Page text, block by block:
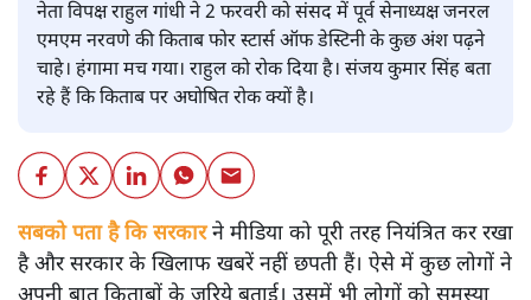
नेता विपक्ष राहुल गांधी ने 2 फरवरी को संसद में पूर्व सेनाध्यक्ष जनरल
एमएम नरवणे की किताब फोर स्टार्स ऑफ डेस्टिनी के कुछ अंश पढ़ने
चाहे। हंगामा मच गया। राहुल को रोक दिया है। संजय कुमार सिंह बता
रहे हैं कि किताब पर अघोषित रोक क्यों है।
सबको पता है कि सरकारने मीडिया को पूरी तरह नियंत्रित कर रखा
है और सरकार के खिलाफ खबरें नहीं छपती हैं। ऐसे में कुछ लोगों ने